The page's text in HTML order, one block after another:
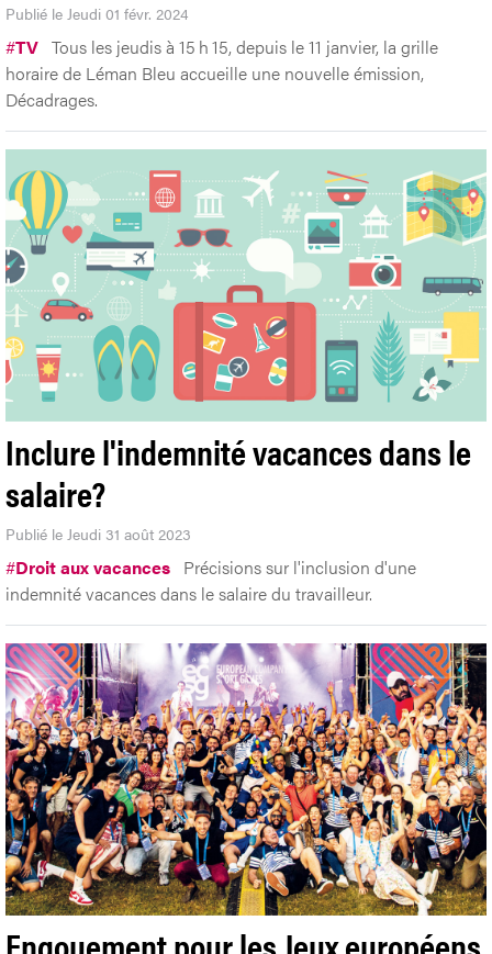
Publié le Jeudi 01 févr. 2024
#TV Tous les jeudis à 15 h 15, depuis le 11 janvier, la grille
horaire de Léman Bleu accueille une nouvelle émission,
Décadrages.
Inclure l'indemnité vacances dans le
salaire?
Publié le Jeudi 31 août 2023
#Droit aux vacances Précisions sur l'inclusion d'une
indemnité vacances dans le salaire du travailleur.